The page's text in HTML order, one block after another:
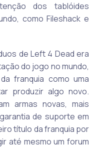
dos tablóides
como Fileshack e
de Left 4 Dead era
do jogo no mundo,
franquia como uma
produzir algo novo.
armas novas, mais
de suporte em
título da franquia por
até mesmo um forum